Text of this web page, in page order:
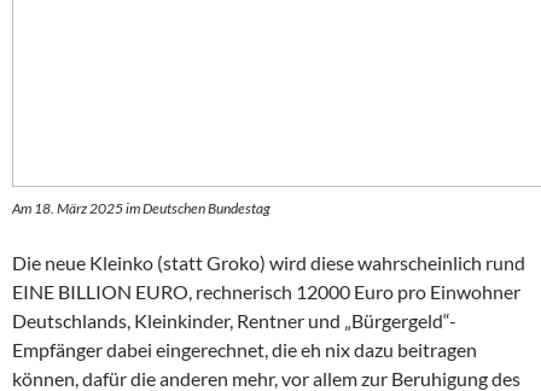
Am 18. März 2025 im Deutschen Bundestag
Die neue Kleinko (statt Groko) wird diese wahrscheinlich rund
EINE BILLION EURO, rechnerisch 12000 Euro pro Einwohner
Deutschlands, Kleinkinder, Rentner und „Bürgergeld“-
Empfänger dabei eingerechnet, die eh nix dazu beitragen
können, dafür die anderen mehr, vor allem zur Beruhigung des